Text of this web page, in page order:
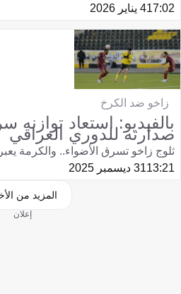
17:024 يناير 2026
زاخو ضد الكرخ
بالفيديو: استعاد توازنه
صدارته للدوري العراقي
ثلوج زاخو تسرق الأضواء.. والكرمة
13:2131 ديسمبر 2025
المزيد من
إعلان